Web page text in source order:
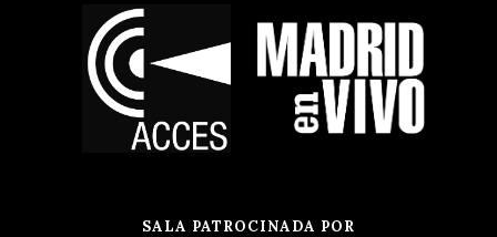
SALA PATROCINADA POR